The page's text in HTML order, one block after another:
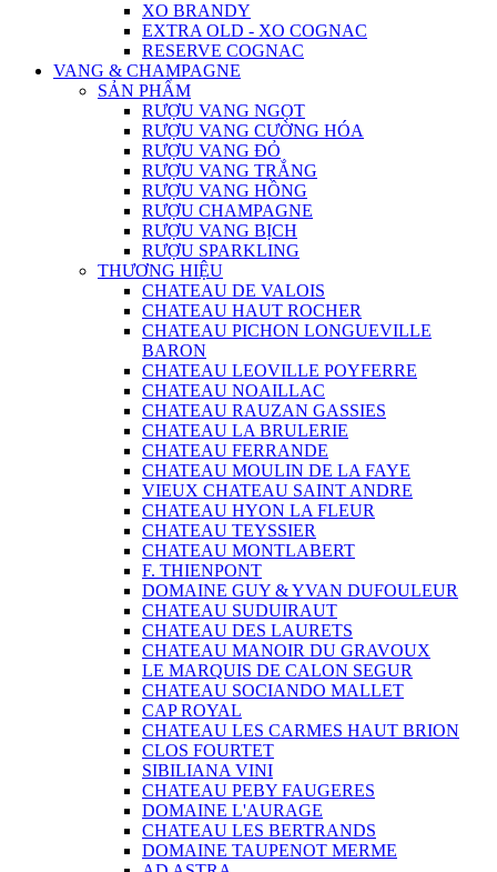
XO BRANDY
EXTRA OLD - XO COGNAC
RESERVE COGNAC
VANG & CHAMPAGNE
SẢN PHẨM
RƯỢU VANG NGỌT
RƯỢU VANG CƯỜNG HÓA
RƯỢU VANG ĐỎ
RƯỢU VANG TRẮNG
RƯỢU VANG HỒNG
RƯỢU CHAMPAGNE
RƯỢU VANG BỊCH
RƯỢU SPARKLING
THƯƠNG HIỆU
CHATEAU DE VALOIS
CHATEAU HAUT ROCHER
CHATEAU PICHON LONGUEVILLE
BARON
CHATEAU LEOVILLE POYFERRE
CHATEAU NOAILLAC
CHATEAU RAUZAN GASSIES
CHATEAU LA BRULERIE
CHATEAU FERRANDE
CHATEAU MOULIN DE LA FAYE
VIEUX CHATEAU SAINT ANDRE
CHATEAU HYON LA FLEUR
CHATEAU TEYSSIER
CHATEAU MONTLABERT
F. THIENPONT
DOMAINE GUY & YVAN DUFOULEUR
CHATEAU SUDUIRAUT
CHATEAU DES LAURETS
CHATEAU MANOIR DU GRAVOUX
LE MARQUIS DE CALON SEGUR
CHATEAU SOCIANDO MALLET
CAP ROYAL
CHATEAU LES CARMES HAUT BRION
CLOS FOURTET
SIBILIANA VINI
CHATEAU PEBY FAUGERES
DOMAINE L'AURAGE
CHATEAU LES BERTRANDS
DOMAINE TAUPENOT MERME